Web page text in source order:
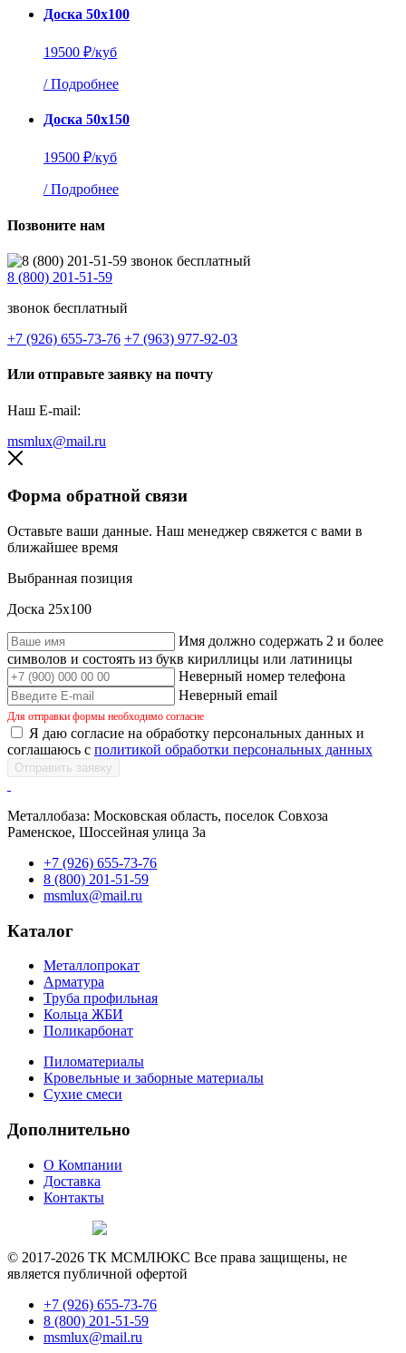
Доска 50х100
19500 ₽/куб
/ Подробнее
Доска 50х150
19500 ₽/куб
/ Подробнее
Позвоните нам
8 (800) 201-51-59
звонок бесплатный
+7 (926) 655-73-76 +7 (963) 977-92-03
Или отправьте заявку на почту
Наш E-mail:
msmlux@mail.ru
Форма обратной связи
Оставьте ваши данные. Наш менеджер свяжется с вами в
ближайшее время
Выбранная позиция
Доска 25х100
Имя должно содержать 2 и более
символов и состоять из букв кириллицы или латиницы
Неверный номер телефона
Неверный email
Для отправки формы необходимо согласие
Я даю согласие на обработку персональных данных и
соглашаюсь с политикой обработки персональных данных
Отправить заявку
Металлобаза: Московская область, поселок Совхоза
Раменское, Шоссейная улица 3а
+7 (926) 655-73-76
8 (800) 201-51-59
msmlux@mail.ru
Каталог
Металлопрокат
Арматура
Труба профильная
Кольца ЖБИ
Поликарбонат
Пиломатериалы
Кровельные и заборные материалы
Сухие смеси
Дополнительно
О Компании
Доставка
Контакты
© 2017-2026 ТК МСМЛЮКС Все права защищены, не
является публичной офертой
+7 (926) 655-73-76
8 (800) 201-51-59
msmlux@mail.ru